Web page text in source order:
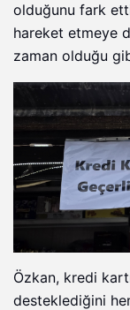
olduğunu fark
hareket etmeye
zaman olduğu
Özkan, kredi
desteklediğini